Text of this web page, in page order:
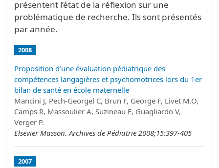
présentent l’état de la réflexion sur une
problématique de recherche. Ils sont présentés
par année.
2008
Proposition d’une évaluation pédiatrique des
compétences langagières et psychomotrices lors du 1er
bilan de santé en école maternelle
Mancini J, Pech-Georgel C, Brun F, George F, Livet M.O,
Camps R, Massoulier A, Suzineau E, Guagliardo V,
Verger P.
Elsevier Masson. Archives de Pédiatrie 2008;15:397-405
2007